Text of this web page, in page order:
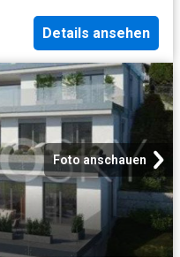
Details ansehen
Foto anschauen